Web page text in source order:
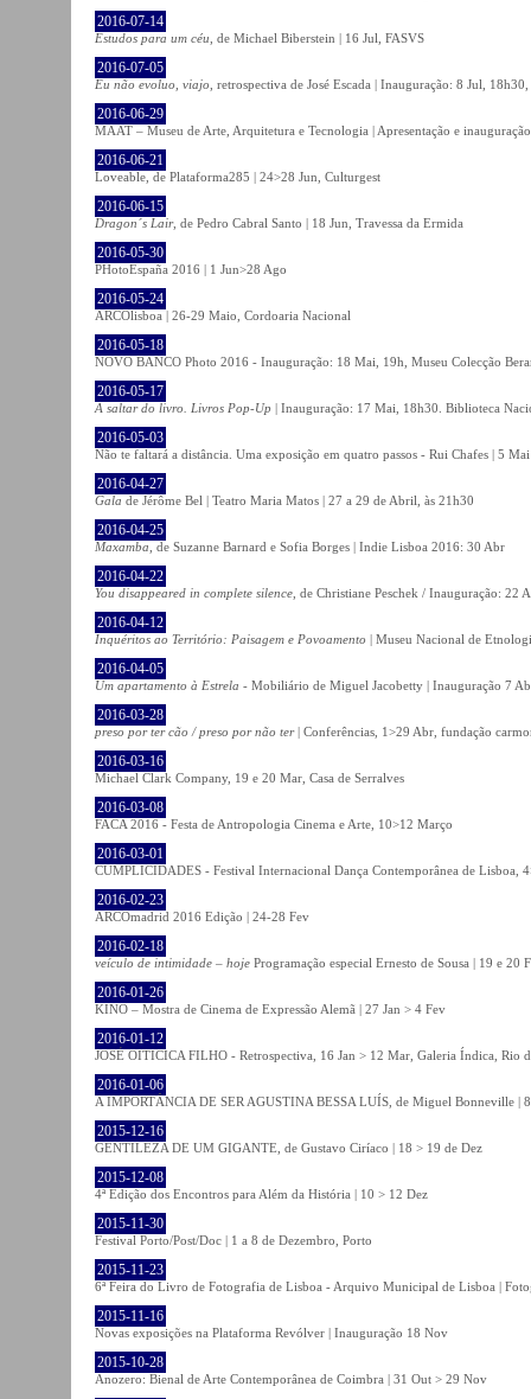
2016-07-14
Estudos para um céu , de Michael Biberstein | 16 Jul, FASVS
2016-07-05
Eu não evoluo, viajo , retrospectiva de José Escada | Inauguração: 8 Jul,
2016-06-29
MAAT – Museu de Arte, Arquitetura e Tecnologia | Apresentação e
2016-06-21
Loveable, de Plataforma285 | 24>28 Jun, Culturgest
2016-06-15
Dragon´s Lair, de Pedro Cabral Santo | 18 Jun, Travessa da Ermida
2016-05-30
PHotoEspaña 2016 | 1 Jun>28 Ago
2016-05-24
ARCOlisboa | 26-29 Maio, Cordoaria Nacional
2016-05-18
NOVO BANCO Photo 2016 - Inauguração: 18 Mai, 19h, Museu Colecção
2016-05-17
A saltar do livro. Livros Pop-Up | Inauguração: 17 Mai, 18h30. Biblioteca
2016-05-03
Não te faltará a distância. Uma exposição em quatro passos - Rui Chafes | 5
2016-04-27
Gala de Jérôme Bel | Teatro Maria Matos | 27 a 29 de Abril, às 21h30
2016-04-25
Maxamba , de Suzanne Barnard e Sofia Borges | Indie Lisboa 2016: 30 Abr
2016-04-22
You disappeared in complete silence , de Christiane Peschek / Inauguração: 22
2016-04-12
Inquéritos ao Território: Paisagem e Povoamento | Museu Nacional de
2016-04-05
Um apartamento à Estrela - Mobiliário de Miguel Jacobetty | Inauguração 7
2016-03-28
preso por ter cão / preso por não ter| Conferências, 1>29 Abr, fundação
2016-03-16
Michael Clark Company, 19 e 20 Mar, Casa de Serralves
2016-03-08
FACA 2016 - Festa de Antropologia Cinema e Arte, 10>12 Março
2016-03-01
CUMPLICIDADES - Festival Internacional Dança Contemporânea de Lisboa,
2016-02-23
ARCOmadrid 2016 Edição | 24-28 Fev
2016-02-18
veículo de intimidade – hoje Programação especial Ernesto de Sousa | 19 e 20
2016-01-26
KINO – Mostra de Cinema de Expressão Alemã | 27 Jan > 4 Fev
2016-01-12
JOSÉ OITICICA FILHO - Retrospectiva, 16 Jan > 12 Mar, Galeria Índica, Rio
2016-01-06
A IMPORTÂNCIA DE SER AGUSTINA BESSA LUÍS, de Miguel Bonneville |
2015-12-16
GENTILEZA DE UM GIGANTE, de Gustavo Ciríaco | 18 > 19 de Dez
2015-12-08
4ª Edição dos Encontros para Além da História | 10 > 12 Dez
2015-11-30
Festival Porto/Post/Doc | 1 a 8 de Dezembro, Porto
2015-11-23
6ª Feira do Livro de Fotografia de Lisboa - Arquivo Municipal de Lisboa |
2015-11-16
Novas exposições na Plataforma Revólver | Inauguração 18 Nov
2015-10-28
Anozero: Bienal de Arte Contemporânea de Coimbra | 31 Out > 29 Nov